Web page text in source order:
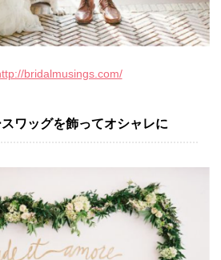
bridalmusings.com/
スワッグを飾ってオシャレに